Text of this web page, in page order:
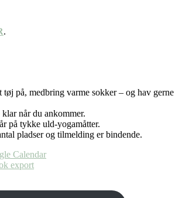
.
tøj på, medbring varme sokker – og hav gerne
når du ankommer.
på tykke uld-yogamåtter.
pladser og tilmelding er bindende.
Calendar
export